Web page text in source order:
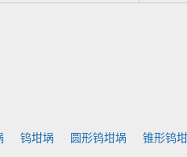
钨坩埚 圆形钨坩埚 锥形钨